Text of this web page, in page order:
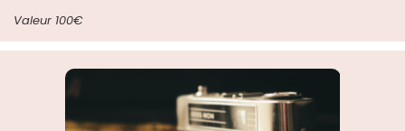
Valeur 100€